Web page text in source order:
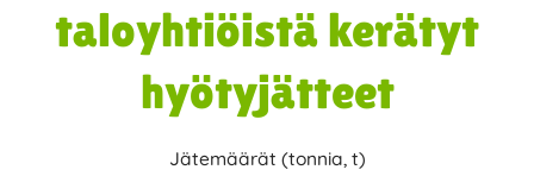
taloyhtiöistä kerätyt
hyötyjätteet
Jätemäärät (tonnia, t)